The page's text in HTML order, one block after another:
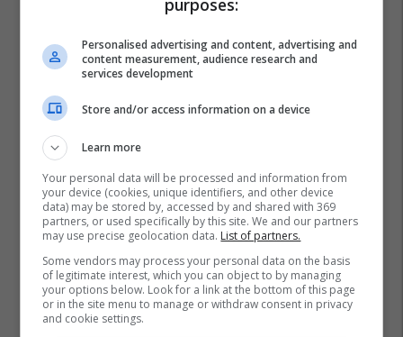
Personalised advertising and content, advertising and
content measurement, audience research and
services development
Store and/or access information on a device
Learn more
Your personal data will be processed and information from
your device (cookies, unique identifiers, and other device
data) may be stored by, accessed by and shared with 369
partners, or used specifically by this site. We and our partners
may use precise geolocation data. List of partners.
Some vendors may process your personal data on the basis
of legitimate interest, which you can object to by managing
your options below. Look for a link at the bottom of this page
or in the site menu to manage or withdraw consent in privacy
and cookie settings.